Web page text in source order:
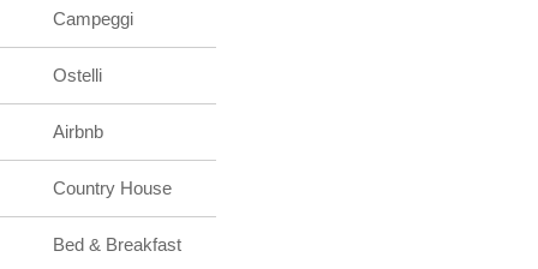
Campeggi
Ostelli
Airbnb
Country House
Bed & Breakfast